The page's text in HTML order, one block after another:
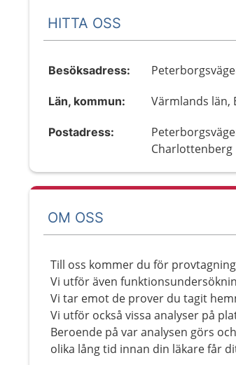
HITTA OSS
Besöksadress:
Län, kommun: Värmlands län,
Postadress:
Charlottenberg
OM OSS
Till oss kommer du för
Vi utför även
Vi tar emot de prover du tagit
Vi utför också vissa analyser på
Beroende på var analysen görs
olika lång tid innan din läkare får